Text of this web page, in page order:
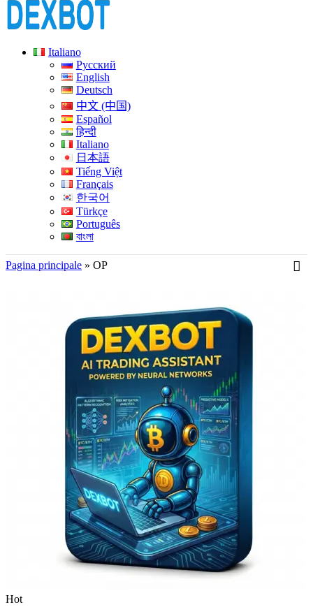
Italiano
Русский
English
Deutsch
中文 (中国)
Español
हिन्दी
Italiano
日本語
Tiếng Việt
Français
한국어
Türkçe
Português
বাংলা
Pagina principale » OP
Hot